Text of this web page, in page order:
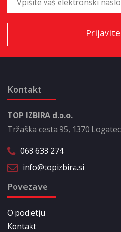
Kontakt
TOP IZBIRA d.o.o.
Tržaška cesta 95, 1370 Logatec
068 633 274
info@topizbira.si
Povezave
O podjetju
Kontakt